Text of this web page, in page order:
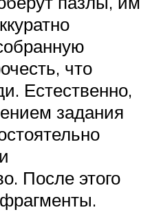
что
Естественно,
задания
После этого